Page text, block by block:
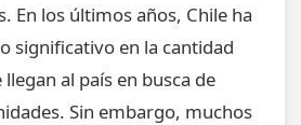
En los últimos años, Chile ha
significativo en la cantidad
al país en busca de
Sin embargo, muchos